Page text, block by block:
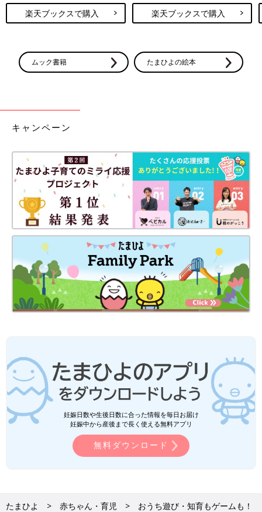
楽天ブックスで購入 楽天ブックスで購入
ムック書籍 たまひよの絵本
キャンペーン
妊娠日数や生後日数に合った情報を毎日お届け
妊娠中から産後まで長く使える無料アプリ
無料ダウンロード
たまひよ 赤ちゃん・育児 おうち遊び・知育もゲームも！